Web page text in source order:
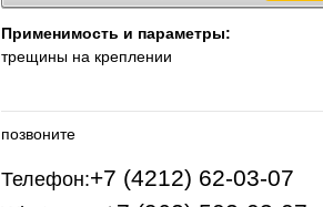
Применимость и параметры:
трещины на креплении
позвоните
Телефон:+7 (4212) 62-03-07